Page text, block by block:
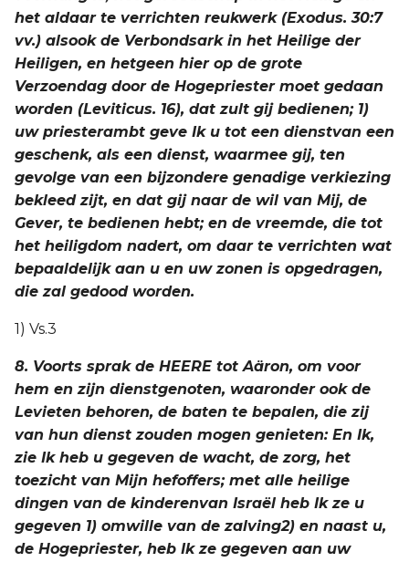
het aldaar te verrichten reukwerk (Exodus. 30:7
vv.) alsook de Verbondsark in het Heilige der
Heiligen, en hetgeen hier op de grote
Verzoendag door de Hogepriester moet gedaan
worden (Leviticus. 16), dat zult gij bedienen; 1)
uw priesterambt geve Ik u tot een dienstvan een
geschenk, als een dienst, waarmee gij, ten
gevolge van een bijzondere genadige verkiezing
bekleed zijt, en dat gij naar de wil van Mij, de
Gever, te bedienen hebt; en de vreemde, die tot
het heiligdom nadert, om daar te verrichten wat
bepaaldelijk aan u en uw zonen is opgedragen,
die zal gedood worden.
1) Vs.3
8. Voorts sprak de HEERE tot Aäron, om voor
hem en zijn dienstgenoten, waaronder ook de
Levieten behoren, de baten te bepalen, die zij
van hun dienst zouden mogen genieten: En Ik,
zie Ik heb u gegeven de wacht, de zorg, het
toezicht van Mijn hefoffers; met alle heilige
dingen van de kinderenvan Israël heb Ik ze u
gegeven 1) omwille van de zalving2) en naast u,
de Hogepriester, heb Ik ze gegeven aan uw